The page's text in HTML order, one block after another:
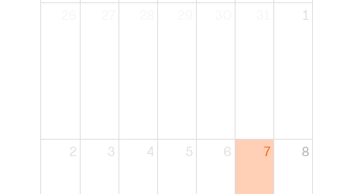
1
2 3 4 5 6 7 8